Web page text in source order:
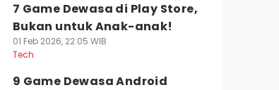
7 Game Dewasa di Play Store,
Bukan untuk Anak-anak!
01 Feb 2026, 22:05 WIB
Tech
9 Game Dewasa Android